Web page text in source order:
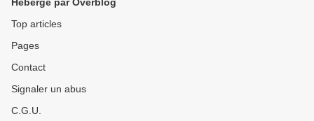
Top articles
Pages
Contact
Signaler un abus
C.G.U.